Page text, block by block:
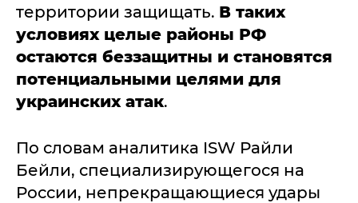
территории защищать. В таких
условиях целые районы РФ
остаются беззащитны и становятся
потенциальными целями для
украинских атак.
По словам аналитика ISW Райли
Бейли, специализирующегося на
России, непрекращающиеся удары